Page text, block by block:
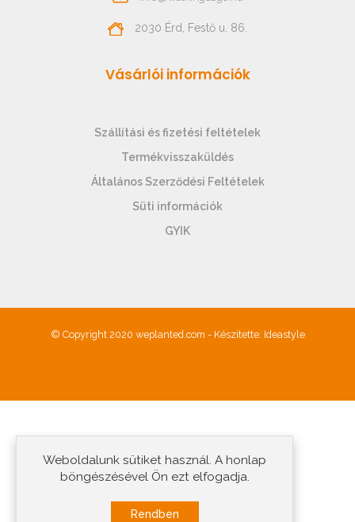
2030 Érd, Festő u. 86.
Vásárlói információk
Szállítási és fizetési feltételek
Termékvisszaküldés
Általános Szerződési Feltételek
Süti információk
GYIK
© Copyright 2020 weplanted.com - Készítette: Ideastyle
Weboldalunk sütiket használ. A honlap
böngészésével Ön ezt elfogadja.
Rendben